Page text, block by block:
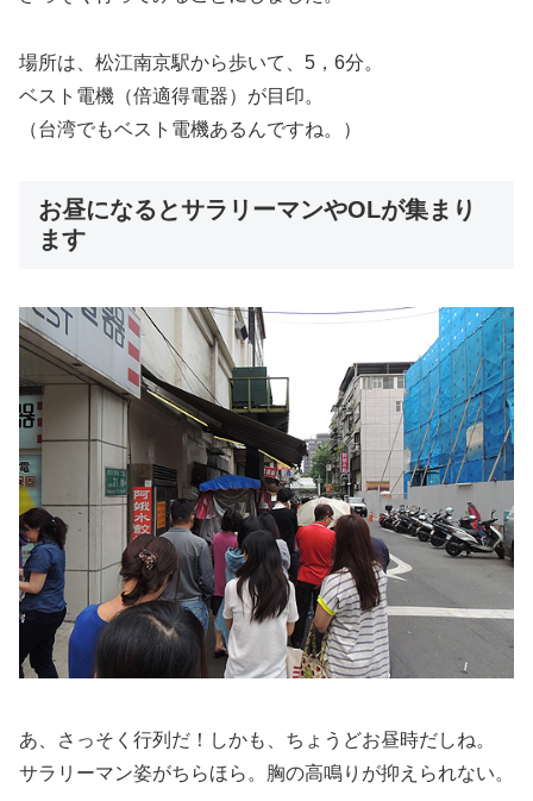
場所は、松江南京駅から歩いて、5，6分。
ベスト電機（倍適得電器）が目印。
（台湾でもベスト電機あるんですね。）
お昼になるとサラリーマンやOLが集まり
ます
あ、さっそく行列だ！しかも、ちょうどお昼時だしね。
サラリーマン姿がちらほら。胸の高鳴りが抑えられない。